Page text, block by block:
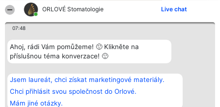
ORLOVÉ Stomatologie Live chat
07:48
Ahoj, rádi Vám pomůžeme! 🙂 Klikněte na
příslušnou téma konverzace! 🙂
Jsem laureát, chci získat marketingové materiály.
Chci přihlásit svou společnost do Orlové.
Mám jiné otázky.
Bright Side Solutions sp. z o.
o. sp. k.
ul. Ruska 22
Wrocław 50-079
KRS 0000749100 | Regon
Vítězové
Seznam všech
laureátů
Zásady
Kontakt